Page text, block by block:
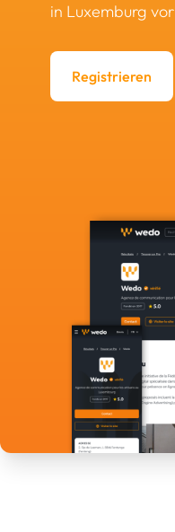
in Luxemburg vor
Registrieren